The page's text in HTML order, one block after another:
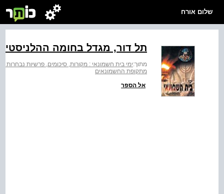
שלום אורח
תל דור, מגדל בחומה
מתוך:ימי בית חשמונאי : מקורות, סיכומים, פרשיות נבחרות
מתקופת החשמונאים
אל הספר